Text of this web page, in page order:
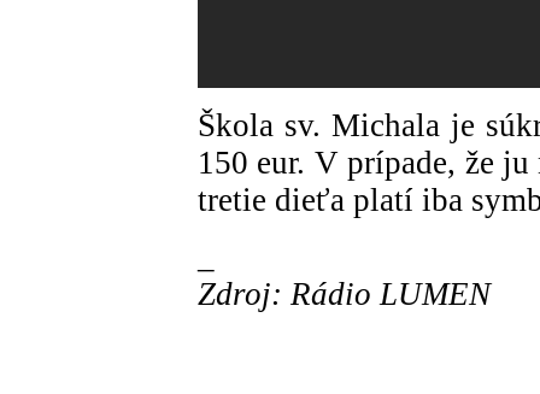
Škola sv. Michala je
150 eur. V prípade, že
tretie dieťa platí iba
Zdroj: Rádio LUMEN